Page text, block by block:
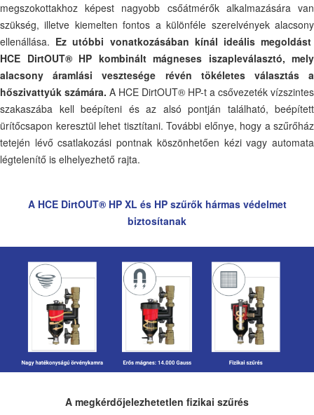
megszokottakhoz képest nagyobb csőátmérők alkalmazására van
szükség, illetve kiemelten fontos a különféle szerelvények alacsony
ellenállása. Ez utóbbi vonatkozásában kínál ideális megoldást
HCE DirtOUT® HP kombinált mágneses iszapleválasztó, mely
alacsony áramlási vesztesége révén tökéletes választás a
hőszivattyúk számára. A HCE DirtOUT® HP-t a csővezeték vízszintes
szakaszába kell beépíteni és az alsó pontján található, beépített
ürítőcsapon keresztül lehet tisztítani. További előnye, hogy a szűrőház
tetején lévő csatlakozási pontnak köszönhetően kézi vagy automata
légtelenítő is elhelyezhető rajta.
A HCE DirtOUT® HP XL és HP szűrők hármas védelmet
biztosítanak
A megkérdőjelezhetetlen fizikai szűrés